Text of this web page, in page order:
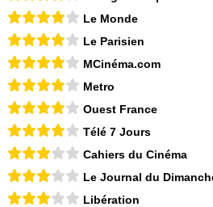
Le Monde
Le Parisien
MCinéma.com
Metro
Ouest France
Télé 7 Jours
Cahiers du Cinéma
Le Journal du
Libération